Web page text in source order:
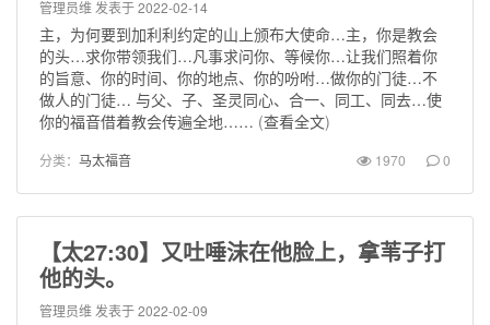
管理员维 发表于 2022-02-14
主，为何要到加利利约定的山上颁布大使命…主，你是教会
的头…求你带领我们…凡事求问你、等候你…让我们照着你
的旨意、你的时间、你的地点、你的吩咐…做你的门徒…不
做人的门徒… 与父、子、圣灵同心、合一、同工、同去…使
你的福音借着教会传遍全地…… (查看全文)
分类： 马太福音 1970 0
【太27:30】又吐唾沫在他脸上，拿苇子打
他的头。
管理员维 发表于 2022-02-09